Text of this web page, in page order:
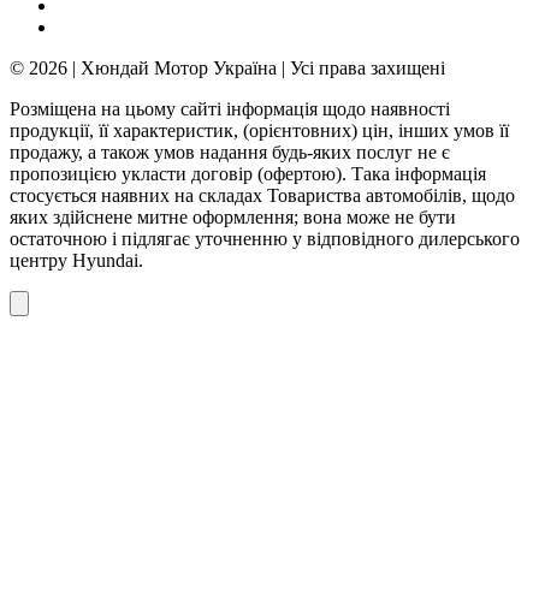
© 2026 | Хюндай Мотор Україна | Усі права захищені
Розміщена на цьому сайті інформація щодо наявності
продукції, її характеристик, (орієнтовних) цін, інших умов її
продажу, а також умов надання будь-яких послуг не є
пропозицією укласти договір (офертою). Така інформація
стосується наявних на складах Товариства автомобілів, щодо
яких здійснене митне оформлення; вона може не бути
остаточною і підлягає уточненню у відповідного дилерського
центру Hyundai.